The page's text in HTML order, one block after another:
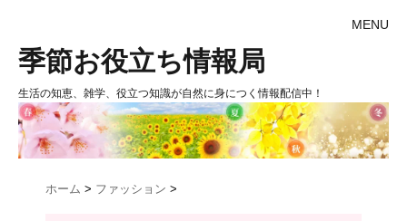
MENU
季節お役立ち情報局
生活の知恵、雑学、役立つ知識が自然に身につく情報配信中！
ホーム > ファッション >